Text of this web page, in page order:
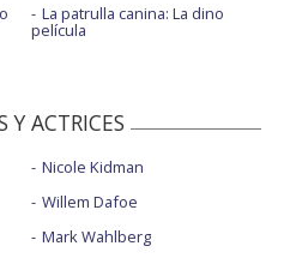
La patrulla canina: La dino
película
Y ACTRICES
Nicole Kidman
Willem Dafoe
Mark Wahlberg